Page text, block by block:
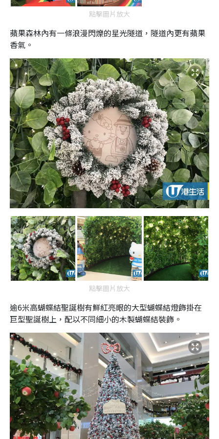
點擊圖片放大
蘋果森林內有一條浪漫閃爍的星光隧道，隧道內更有蘋果
香氣。
點擊圖片放大
逾6米高蝴蝶結聖誕樹有鮮紅亮眼的大型蝴蝶結燈飾掛在
巨型聖誕樹上，配以不同細小的木製蝴蝶結裝飾。